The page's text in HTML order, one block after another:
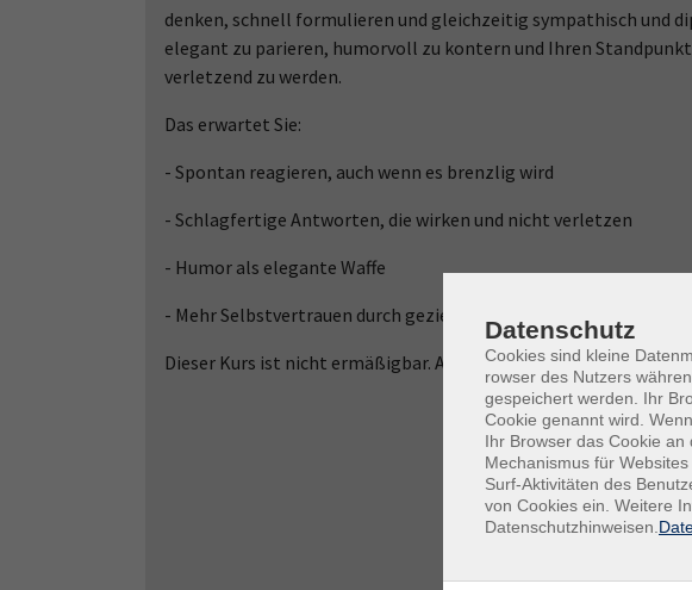
denken, schnell formulieren und gleichzeitig sympathisch und
elegant zu parieren, humorvoll zu kontern und Ihren
verletzend zu werden.
Das erwartet Sie:
- Spontan reagieren, auch wenn es brenzlig wird
- Schlagfertige Antworten, die wirken und nicht verletzen
- Humor als elegante Waffe
- Mehr Selbstvertrauen durch gezieltes Training
Dieser Kurs ist nicht ermäßigbar. Anmeldeschluss: 22.01.2027
Datenschutz
Cookies sind kleine
rowser des Nutzers
gespeichert werden. Ihr
Cookie genannt wird.
Ihr Browser das Cookie
Mechanismus für
Surf-Aktivitäten des
von Cookies ein. Weitere
Datenschutzhinweisen.